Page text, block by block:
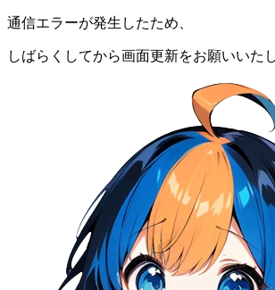
通信エラーが発生したため、
しばらくしてから画面更新をお願いいた